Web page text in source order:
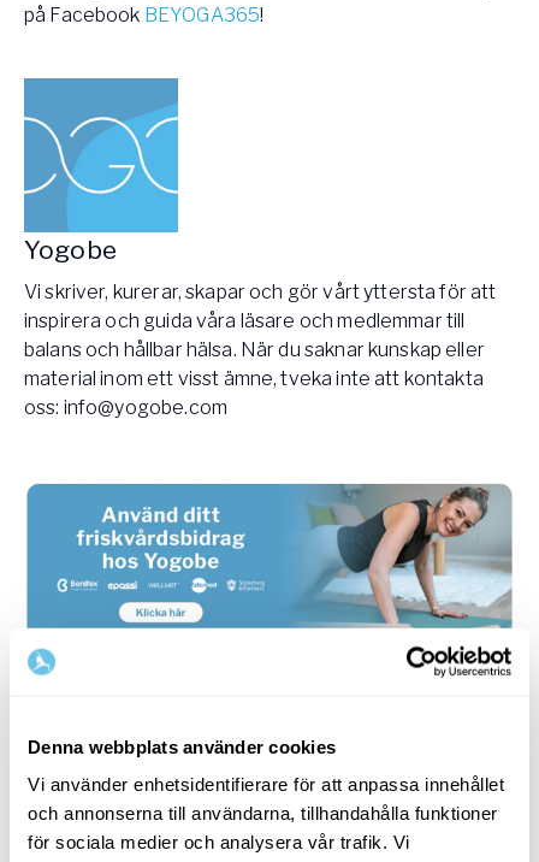
Denna webbplats använder cookies
Vi använder enhetsidentifierare för att anpassa innehållet
och annonserna till användarna, tillhandahålla funktioner
för sociala medier och analysera vår trafik. Vi
på Facebook BEYOGA365!
Yogobe
Vi skriver, kurerar, skapar och gör vårt yttersta för att
inspirera och guida våra läsare och medlemmar till
balans och hållbar hälsa. När du saknar kunskap eller
material inom ett visst ämne, tveka inte att kontakta
oss: info@yogobe.com
SOK
KATEGORIER